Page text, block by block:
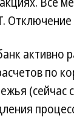
активно
по
(сейчас